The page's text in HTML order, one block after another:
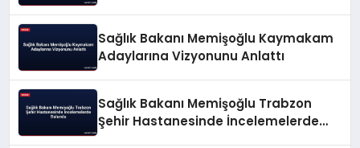
Sağlık Bakanı Memişoğlu Kaymakam
Adaylarına Vizyonunu Anlattı
Sağlık Bakanı Memişoğlu Trabzon
Şehir Hastanesinde İncelemelerde